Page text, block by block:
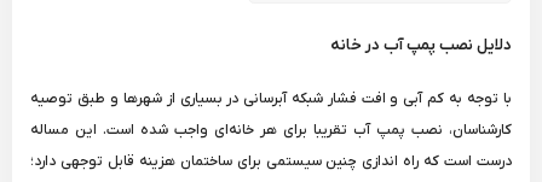
دلایل نصب پمپ آب در خانه
با توجه به کم آبی و افت فشار شبکه آبرسانی در بسیاری از شهرها و طبق توصیه
کارشناسان، نصب پمپ آب تقریبا برای هر خانه‌ای واجب شده است. این مساله
درست است که راه اندازی چنین سیستمی برای ساختمان هزینه قابل توجهی دارد؛